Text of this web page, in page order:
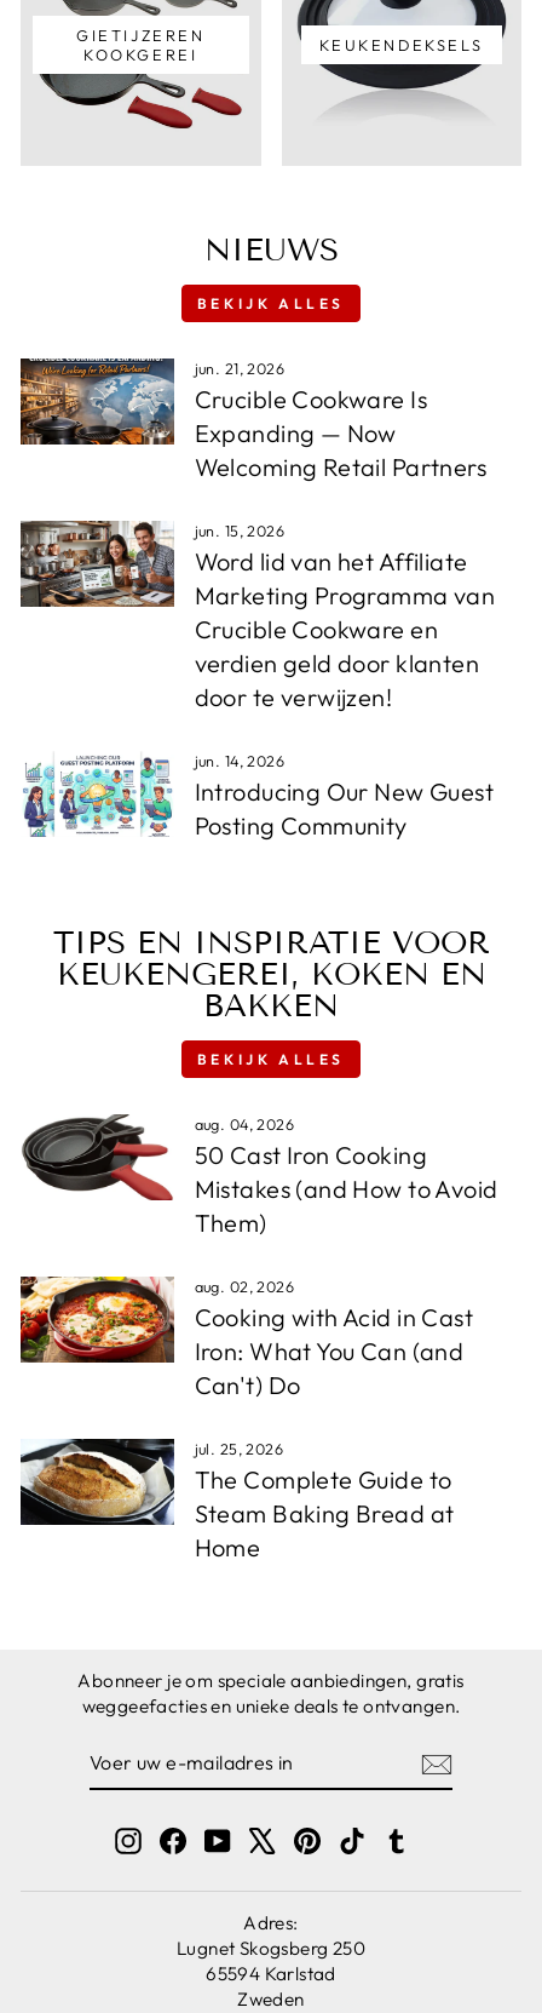
GIETIJZEREN
KOOKGEREI
KEUKENDEKSELS
NIEUWS
BEKIJK ALLES
jun. 21, 2026
Crucible Cookware Is
Expanding — Now
Welcoming Retail Partners
jun. 15, 2026
Word lid van het Affiliate
Marketing Programma van
Crucible Cookware en
verdien geld door klanten
door te verwijzen!
jun. 14, 2026
Introducing Our New Guest
Posting Community
TIPS EN INSPIRATIE VOOR
KEUKENGEREI, KOKEN EN
BAKKEN
BEKIJK ALLES
aug. 04, 2026
50 Cast Iron Cooking
Mistakes (and How to Avoid
Them)
aug. 02, 2026
Cooking with Acid in Cast
Iron: What You Can (and
Can't) Do
jul. 25, 2026
The Complete Guide to
Steam Baking Bread at
Home
Abonneer je om speciale aanbiedingen, gratis
weggeefacties en unieke deals te ontvangen.
InstagramFacebook
YouTube Pinterest
TikTok
Adres:
Lugnet Skogsberg 250
65594 Karlstad
Zweden